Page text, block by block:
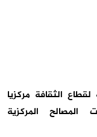
الثقافة مركزيا
المركزية